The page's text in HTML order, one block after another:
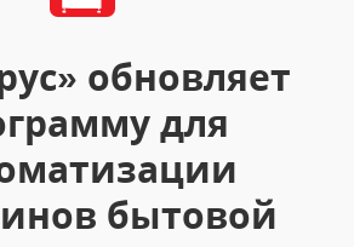
обновляет
для
бытовой